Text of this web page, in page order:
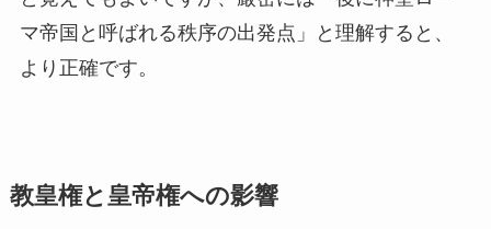
マ帝国と呼ばれる秩序の出発点」と理解すると、
より正確です。
教皇権と皇帝権への影響